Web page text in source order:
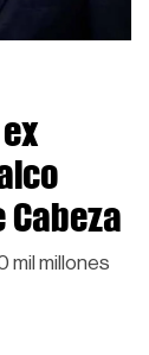
mil millones